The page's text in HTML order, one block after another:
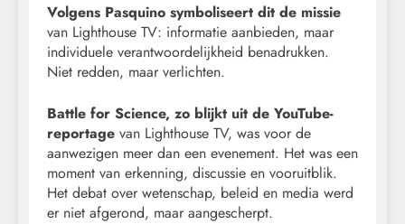
Volgens Pasquino symboliseert dit de missie
van Lighthouse TV: informatie aanbieden, maar
individuele verantwoordelijkheid benadrukken.
Niet redden, maar verlichten.
Battle for Science, zo blijkt uit de YouTube-
reportage van Lighthouse TV, was voor de
aanwezigen meer dan een evenement. Het was een
moment van erkenning, discussie en vooruitblik.
Het debat over wetenschap, beleid en media werd
er niet afgerond, maar aangescherpt.